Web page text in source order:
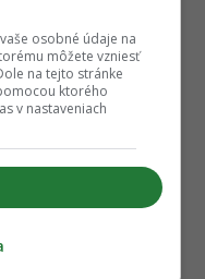
osobné údaje na
môžete vzniesť
na tejto stránke
ktorého
v nastaveniach